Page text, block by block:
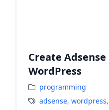
Create
WordPress
programming
adsense, wordpress,